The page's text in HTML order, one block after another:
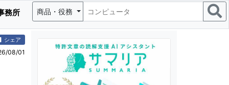
務所 商品・役務
シェア
08/01